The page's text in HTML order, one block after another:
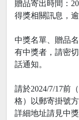
贈品寄出時間：
得獎相關訊息，
中獎名單、贈品
有中獎者，請密
話通知。
請於2024/7/17前
格）以郵寄掛號
詳細地址請見中獎